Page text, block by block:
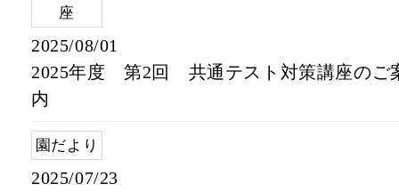
座
2025/08/01
2025年度 第2回 共通テスト対策講座のご
内
園だより
2025/07/23